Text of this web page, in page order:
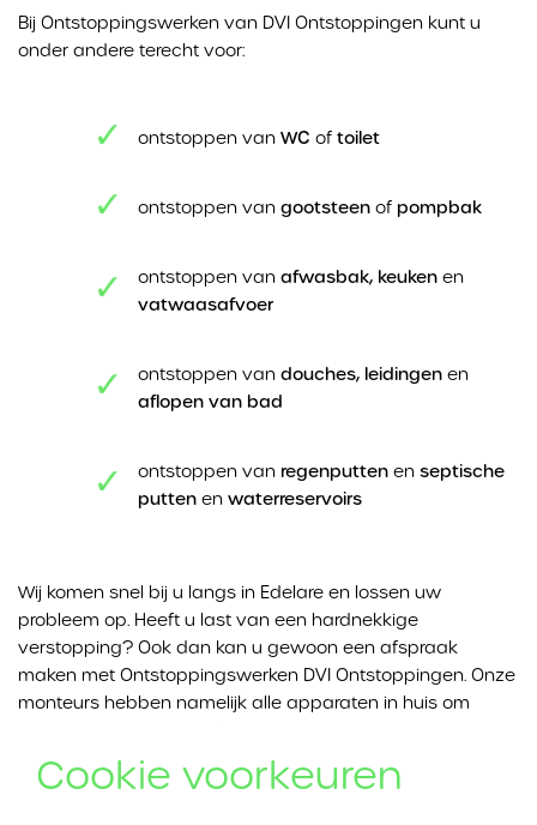
Bij Ontstoppingswerken van DVI Ontstoppingen kunt u
onder andere terecht voor:
ontstoppen van WC of toilet
ontstoppen van gootsteen of pompbak
ontstoppen van afwasbak, keuken en
vatwaasafvoer
ontstoppen van douches, leidingen en
aflopen van bad
ontstoppen van regenputten en septische
putten en waterreservoirs
Wij komen snel bij u langs in Edelare en lossen uw
probleem op. Heeft u last van een hardnekkige
verstopping? Ook dan kan u gewoon een afspraak
maken met Ontstoppingswerken DVI Ontstoppingen. Onze
monteurs hebben namelijk alle apparaten in huis om
Is het niet de eerste keer dat u last heeft van een
Cookie voorkeuren